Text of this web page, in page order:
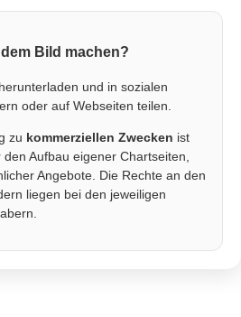
Bild machen?
und in sozialen
oder auf Webseiten teilen.
zu kommerziellen Zwecken ist
Aufbau eigener Chartseiten,
Angebote. Die Rechte an den
liegen bei den jeweiligen